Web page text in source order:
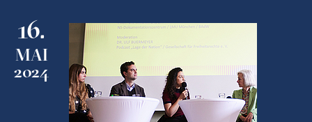
16.
MAI
2024